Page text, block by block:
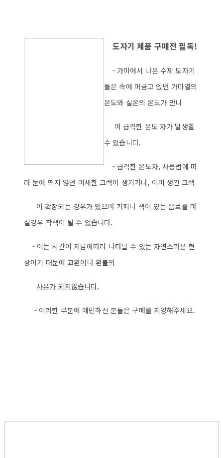
도자기 제품 구매전 필독!
- 가마에서 나온 수제 도자기
들은 속에 머금고 있던 가마열의
온도와 실온의 온도가 만나
며 급격한 온도 차가 발생할
수 있습니다.
- 급격한 온도차, 사용법에 따
라 눈에 띄지 않던 미세한 크랙이 생기거나, 이미 생긴 크랙
이 확장되는 경우가 있으며 커피나 색이 있는 음료를 마
실경우 착색이 될 수 있습니다.
- 이는 시간이 지남에따라 나타날 수 있는 자연스러운 현
상이기 때문에 교환이나 환불의
사유가 되지않습니다.
- 이러한 부분에 예민하신 분들은 구매를 지양해주세요.